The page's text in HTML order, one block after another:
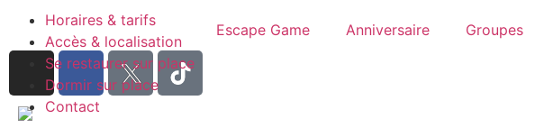
Escape Game Anniversaire Groupes
Horaires & tarifs
Accès & localisation
Se restaurer sur place
Dormir sur place
Contact